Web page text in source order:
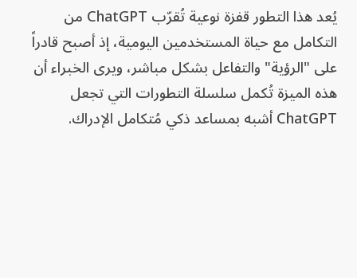
يُعد هذا التطور قفزة نوعية تُقرّب ChatGPT من
التكامل مع حياة المستخدمين اليومية، إذ أصبح قادراً
على "الرؤية" والتفاعل بشكل مباشر، ويرى الخبراء أن
هذه الميزة تُكمل سلسلة التطورات التي تجعل
ChatGPT أشبه بمساعد ذكي مُتكامل الإدراك.